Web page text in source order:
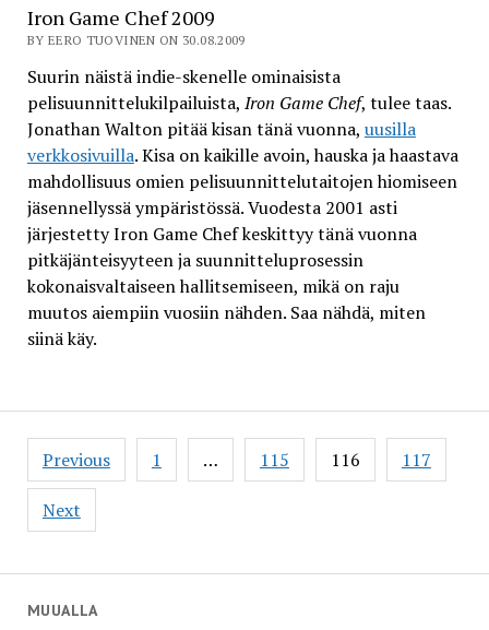
MUUALLA
Iron Game Chef 2009
BY EERO TUOVINEN ON 30.08.2009
Suurin näistä indie-skenelle ominaisista
pelisuunnittelukilpailuista, Iron Game Chef, tulee taas.
Jonathan Walton pitää kisan tänä vuonna, uusilla
verkkosivuilla. Kisa on kaikille avoin, hauska ja haastava
mahdollisuus omien pelisuunnittelutaitojen hiomiseen
jäsennellyssä ympäristössä. Vuodesta 2001 asti
järjestetty Iron Game Chef keskittyy tänä vuonna
pitkäjänteisyyteen ja suunnitteluprosessin
kokonaisvaltaiseen hallitsemiseen, mikä on raju
muutos aiempiin vuosiin nähden. Saa nähdä, miten
siinä käy.
Posts
pagination
Previous 1 … 115 116 117
Next